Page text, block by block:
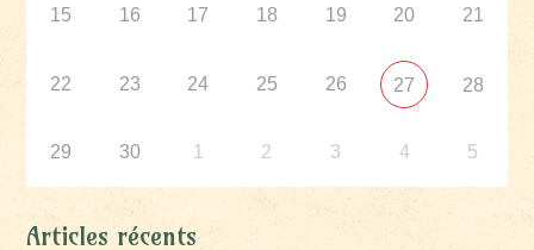
15 16 17 18 19 20 21
22 23 24 25 26 27 28
29 30 1 2 3 4 5
Articles récents